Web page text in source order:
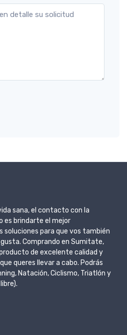
sana, el contacto con la
es brindarte el mejor
soluciones para que vos también
Comprando en Sumitate,
de excelente calidad y
queres llevar a cabo. Podrás
Natación, Ciclismo, Triatlón y